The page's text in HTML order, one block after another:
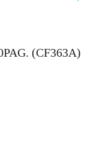
(CF363A)